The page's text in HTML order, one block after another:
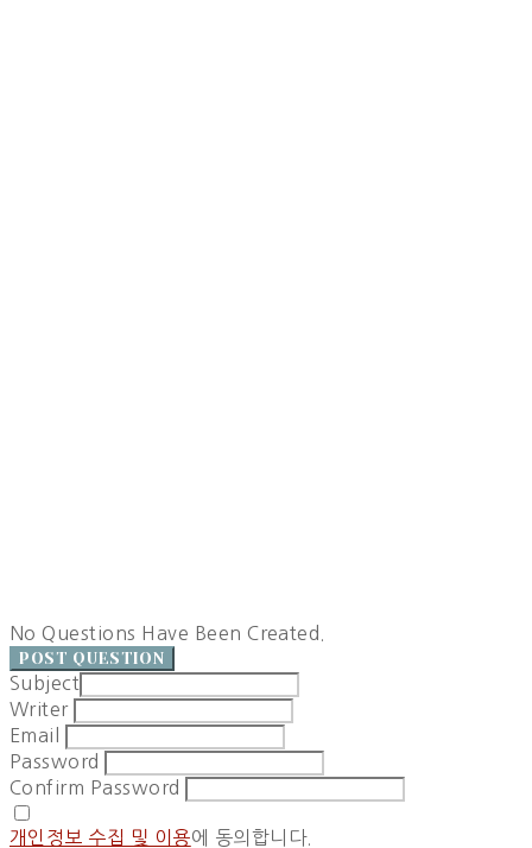
No Questions Have Been Created.
POST QUESTION
Subject
Writer
Email
Password
Confirm Password
개인정보 수집 및 이용에 동의합니다.